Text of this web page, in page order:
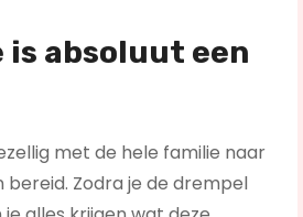
is absoluut een
met de hele familie naar
Zodra je de drempel